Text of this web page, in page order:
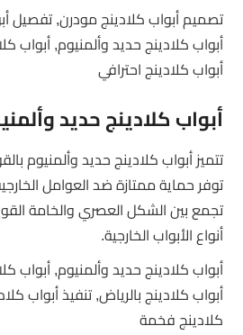
تصميم أبواب كلادينج مودرن, تفصيل
أبواب كلادينج حديد وألمنيوم, أبواب
أبواب كلادينج احترافي
أبواب كلادينج حديد
تتميز أبواب كلادينج حديد وألمنيوم
توفر حماية ممتازة ضد العوامل
تجمع بين الشكل العصري والخامة
أنواع الأبواب الخارجية.
أبواب كلادينج حديد وألمنيوم, أبواب
أبواب كلادينج بالرياض, تنفيذ أبواب
كلادينج فخمة